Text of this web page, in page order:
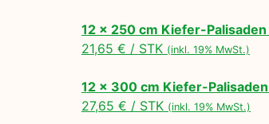
12 x 250 cm Kiefer-Palisaden
21,65 € / STK (inkl. 19% MwSt.)
12 x 300 cm Kiefer-
27,65 € / STK (inkl. 19% MwSt.)